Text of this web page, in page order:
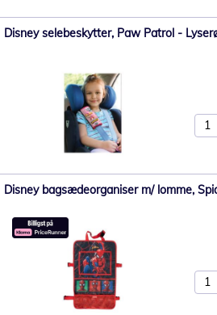
Disney selebeskytter, Paw Patrol -
Disney bagsædeorganiser m/ lomme,